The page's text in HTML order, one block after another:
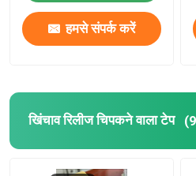
हमसे संपर्क करें
खिंचाव रिलीज चिपकने वाला टेप